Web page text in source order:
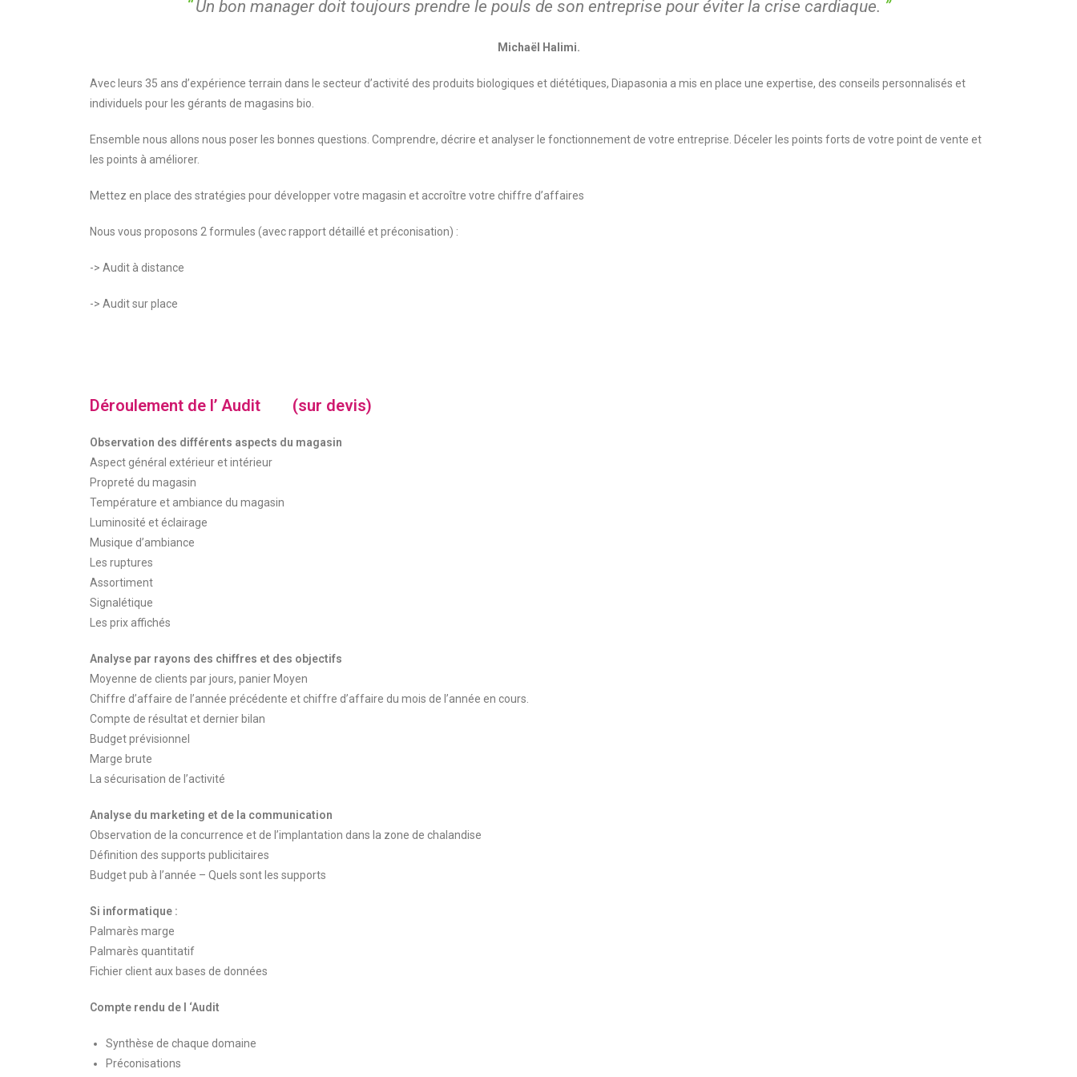
“Un bon manager doit toujours prendre le pouls de son entreprise pour éviter la crise cardiaque. ”
Michaël Halimi.
Avec leurs 35 ans d’expérience terrain dans le secteur d’activité des produits biologiques et diététiques, Diapasonia a mis en place une expertise, des conseils personnalisés et
individuels pour les gérants de magasins bio.
Ensemble nous allons nous poser les bonnes questions. Comprendre, décrire et analyser le fonctionnement de votre entreprise. Déceler les points forts de votre point de vente et
les points à améliorer.
Mettez en place des stratégies pour développer votre magasin et accroître votre chiffre d’affaires
Nous vous proposons 2 formules (avec rapport détaillé et préconisation) :
-> Audit à distance
-> Audit sur place
Déroulement de l’ Audit (sur devis)
Observation des différents aspects du magasin
Aspect général extérieur et intérieur
Propreté du magasin
Température et ambiance du magasin
Luminosité et éclairage
Musique d’ambiance
Les ruptures
Assortiment
Signalétique
Les prix affichés
Analyse par rayons des chiffres et des objectifs
Moyenne de clients par jours, panier Moyen
Chiffre d’affaire de l’année précédente et chiffre d’affaire du mois de l’année en cours.
Compte de résultat et dernier bilan
Budget prévisionnel
Marge brute
La sécurisation de l’activité
Analyse du marketing et de la communication
Observation de la concurrence et de l’implantation dans la zone de chalandise
Définition des supports publicitaires
Budget pub à l’année – Quels sont les supports
Si informatique :
Palmarès marge
Palmarès quantitatif
Fichier client aux bases de données
Compte rendu de l ‘Audit
Synthèse de chaque domaine
Préconisations